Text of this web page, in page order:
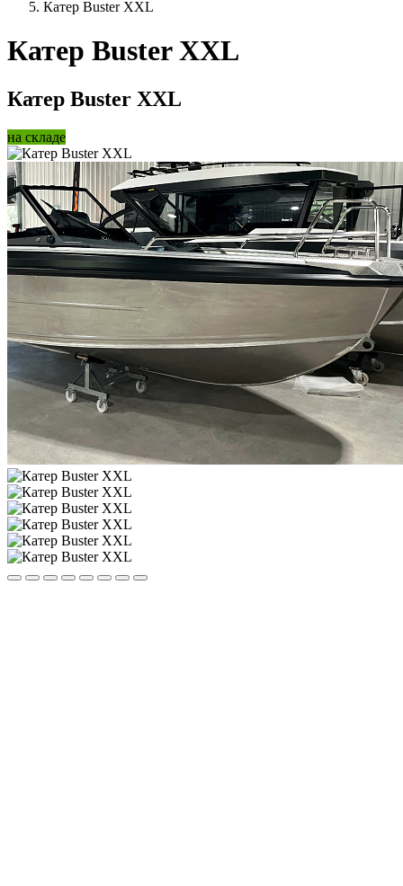
Катер Buster XXL
Катер Buster XXL
Катер Buster XXL
на складе